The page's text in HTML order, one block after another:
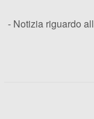
- Notizia riguardo